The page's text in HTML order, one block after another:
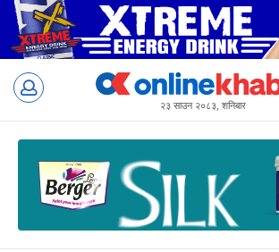
content
२३ साउन २०८३, शनिबार